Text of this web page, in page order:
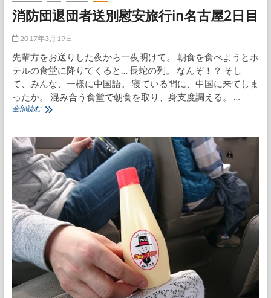
消防団退団者送別慰安旅行in名古屋2日目
2017年3月19日
先輩方をお送りした夜から一夜明けて。 朝食を食べようとホ
テルの食堂に降りてくると… 長蛇の列。 なんぞ！？ そし
て、みんな、一様に中国語。 寝ている間に、中国に来てしま
ったか。 混み合う食堂で朝食を取り、身支度調える。 …
全部読む消
団
者
送
別
慰
安
旅
行
in
名
古
屋
日